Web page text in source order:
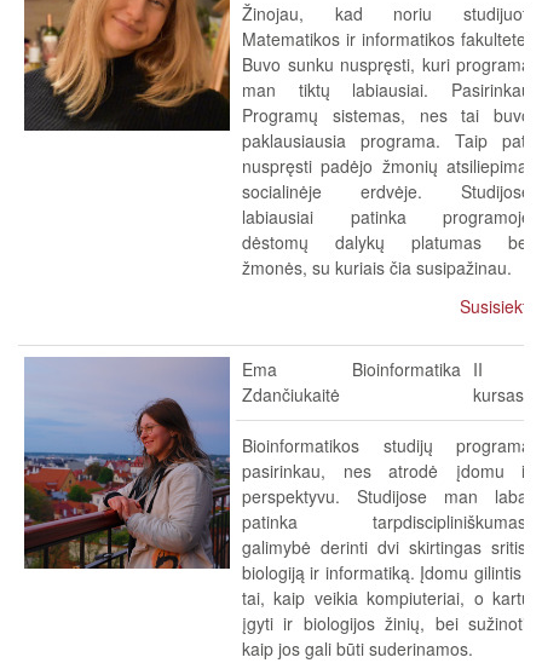
Žinojau, kad noriu studijuoti
Matematikos ir informatikos fakultete.
Buvo sunku nuspręsti, kuri programa
man tiktų labiausiai. Pasirinkau
Programų sistemas, nes tai buvo
paklausiausia programa. Taip pat,
nuspręsti padėjo žmonių atsiliepimai
socialinėje erdvėje. Studijose
labiausiai patinka programoje
dėstomų dalykų platumas bei
žmonės, su kuriais čia susipažinau.
Susisiekti
Ema
Zdančiukaitė
Bioinformatika II
kursas
Bioinformatikos studijų programą
pasirinkau, nes atrodė įdomu ir
perspektyvu. Studijose man labai
patinka tarpdiscipliniškumas,
galimybė derinti dvi skirtingas sritis:
biologiją ir informatiką. Įdomu gilintis į
tai, kaip veikia kompiuteriai, o kartu
įgyti ir biologijos žinių, bei sužinoti,
kaip jos gali būti suderinamos.